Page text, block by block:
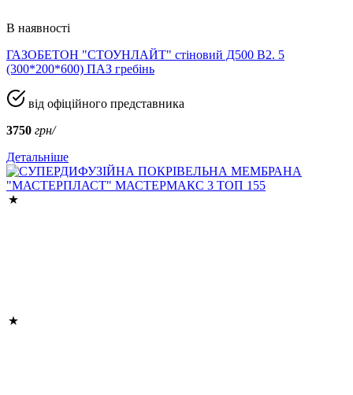
В наявності
ГАЗОБЕТОН "СТОУНЛАЙТ" стіновий Д500 В2. 5
(300*200*600) ПАЗ гребінь
від офіційного представника
3750 грн/
Детальніше